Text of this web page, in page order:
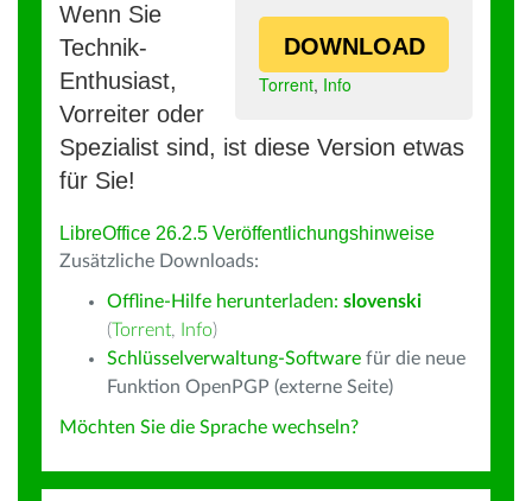
DOWNLOAD
Torrent, Info
Wenn Sie
Technik-
Enthusiast,
Vorreiter oder
Spezialist sind, ist diese Version etwas
für Sie!
LibreOffice 26.2.5 Veröffentlichungshinweise
Zusätzliche Downloads:
Offline-Hilfe herunterladen: slovenski
(Torrent, Info)
Schlüsselverwaltung-Software für die neue
Funktion OpenPGP (externe Seite)
Möchten Sie die Sprache wechseln?